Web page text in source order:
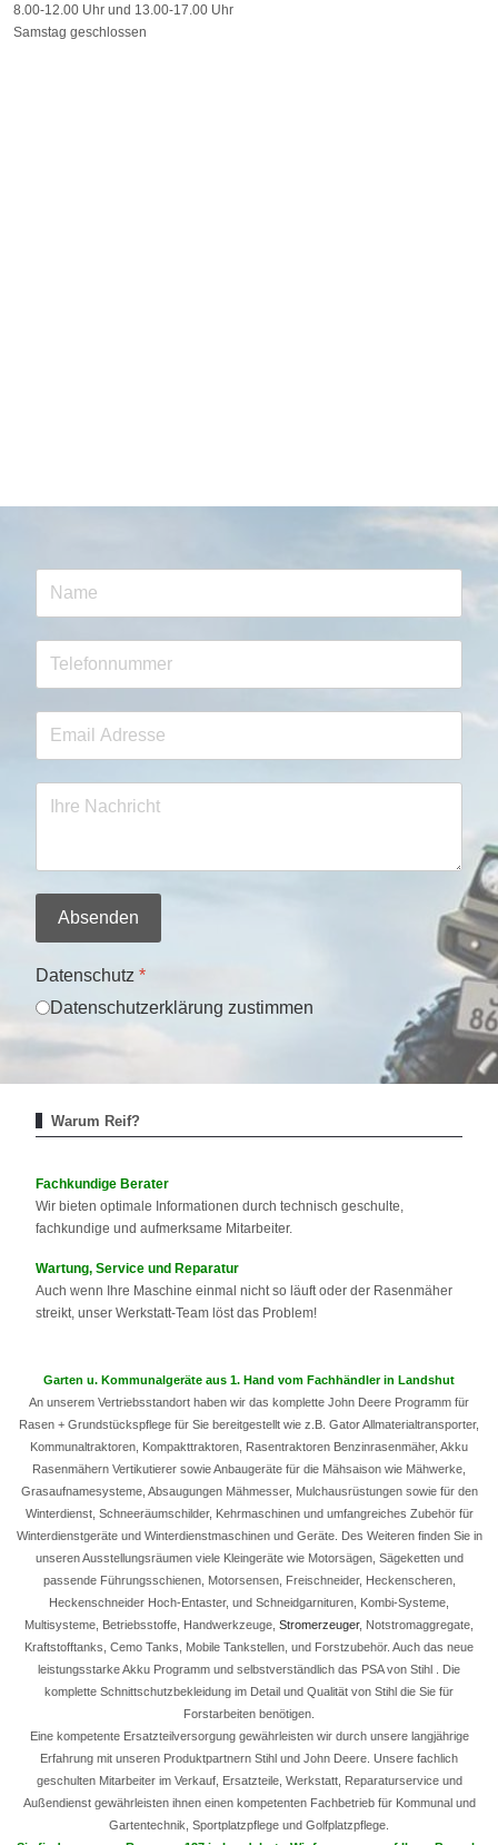
8.00-12.00 Uhr und 13.00-17.00 Uhr
Samstag geschlossen
Absenden
Datenschutz *
Datenschutzerklärung zustimmen
Warum Reif?
Fachkundige Berater
Wir bieten optimale Informationen durch technisch geschulte,
fachkundige und aufmerksame Mitarbeiter.
Wartung, Service und Reparatur
Auch wenn Ihre Maschine einmal nicht so läuft oder der Rasenmäher
streikt, unser Werkstatt-Team löst das Problem!
Garten u. Kommunalgeräte aus 1. Hand vom Fachhändler in Landshut
An unserem Vertriebsstandort haben wir das komplette John Deere Programm für
Rasen + Grundstückspflege für Sie bereitgestellt wie z.B. Gator Allmaterialtransporter,
Kommunaltraktoren, Kompakttraktoren, Rasentraktoren Benzinrasenmäher, Akku
Rasenmähern Vertikutierer sowie Anbaugeräte für die Mähsaison wie Mähwerke,
Grasaufnamesysteme, Absaugungen Mähmesser, Mulchausrüstungen sowie für den
Winterdienst, Schneeräumschilder, Kehrmaschinen und umfangreiches Zubehör für
Winterdienstgeräte und Winterdienstmaschinen und Geräte. Des Weiteren finden Sie in
unseren Ausstellungsräumen viele Kleingeräte wie Motorsägen, Sägeketten und
passende Führungsschienen, Motorsensen, Freischneider, Heckenscheren,
Heckenschneider Hoch-Entaster, und Schneidgarnituren, Kombi-Systeme,
Multisysteme, Betriebsstoffe, Handwerkzeuge, Stromerzeuger, Notstromaggregate,
Kraftstofftanks, Cemo Tanks, Mobile Tankstellen, und Forstzubehör. Auch das neue
leistungsstarke Akku Programm und selbstverständlich das PSA von Stihl . Die
komplette Schnittschutzbekleidung im Detail und Qualität von Stihl die Sie für
Forstarbeiten benötigen.
Eine kompetente Ersatzteilversorgung gewährleisten wir durch unsere langjährige
Erfahrung mit unseren Produktpartnern Stihl und John Deere. Unsere fachlich
geschulten Mitarbeiter im Verkauf, Ersatzteile, Werkstatt, Reparaturservice und
Außendienst gewährleisten ihnen einen kompetenten Fachbetrieb für Kommunal und
Gartentechnik, Sportplatzpflege und Golfplatzpflege.